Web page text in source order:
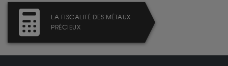
LA FISCALITÉ DES MÉTAUX
PRÉCIEUX